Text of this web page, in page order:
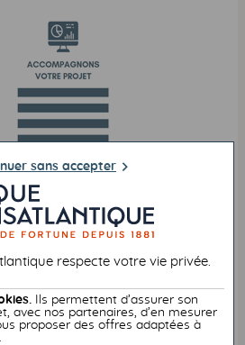
sans accepter
respecte votre vie privée.
Ils permettent d’assurer son
avec nos partenaires, d’en mesurer
proposer des offres adaptées à